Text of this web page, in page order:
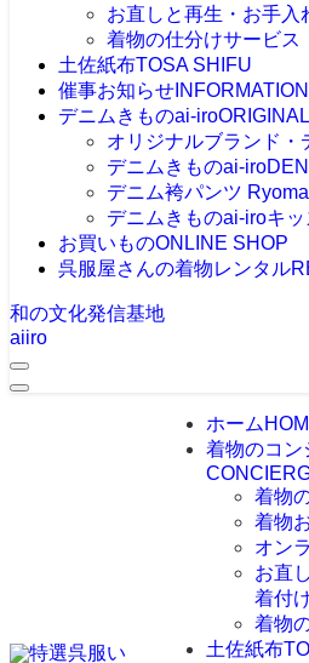
お直しと再生・お手入
着物の仕分けサービス
土佐紙布TOSA SHIFU
催事お知らせ INFORMATION
デニムきものai-iro
オリジナルブランド・
デニムきものai-iro
デニム袴パンツ Ryoma
デニムきものai-iroキ
お買いものONLINE SHOP
呉服屋さんの着物レンタル
和の文化発信基地
aiiro
ホーム
着物のコン
着物
着物
オン
お直
着付
着物
土佐紙布